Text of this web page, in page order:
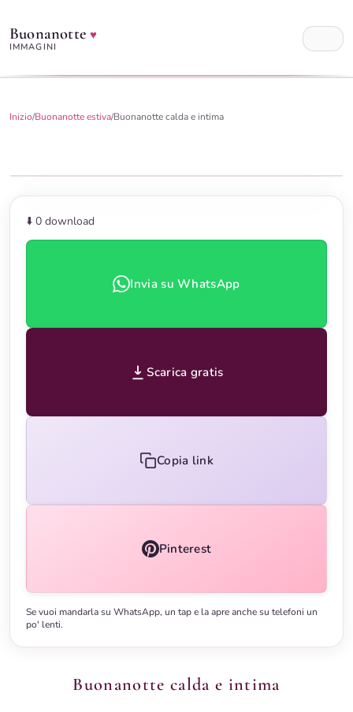
Buonanotte♥
IMMAGINI
Inizio/Buonanotte estiva/Buonanotte calda e intima
⬇️ 0 download
Invia su WhatsApp
Scarica gratis
Copia link
Pinterest
Se vuoi mandarla su WhatsApp, un tap e la apre anche su telefoni un
po' lenti.
Buonanotte calda e intima